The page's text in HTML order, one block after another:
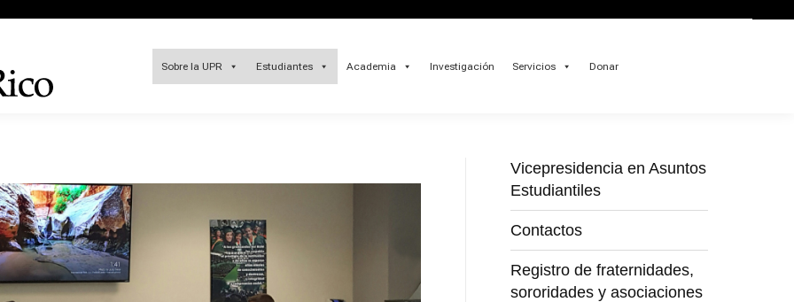
Sobre la UPR Estudiantes Academia Investigación Servicios Donar
Vicepresidencia en Asuntos
Estudiantiles
Contactos
Registro de fraternidades,
sororidades y asociaciones